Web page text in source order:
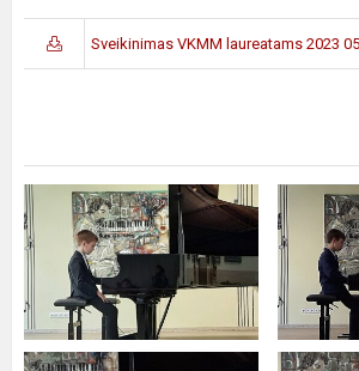
Sveikinimas VKMM laureatams 2023